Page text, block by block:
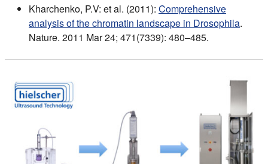
Kharchenko, P.V: et al. (2011): Comprehensive
analysis of the chromatin landscape in Drosophila.
Nature. 2011 Mar 24; 471(7339): 480–485.